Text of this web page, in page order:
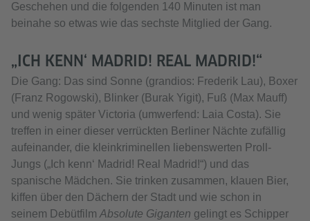
Geschehen und die folgenden 140 Minuten ist man
beinahe so etwas wie das sechste Mitglied der Gang.
„ICH KENN‘ MADRID! REAL MADRID!“
Die Gang: Das sind Sonne (grandios: Frederik Lau), Boxer
(Franz Rogowski), Blinker (Burak Yigit), Fuß (Max Mauff)
und wenig später Victoria (umwerfend: Laia Costa). Sie
treffen in einer dieser verrückten Berliner Nächte zufällig
aufeinander, die kleinkriminellen liebenswerten Proll-
Jungs („Ich kenn‘ Madrid! Real Madrid!“) und das
spanische Mädchen. Sie trinken zusammen, klauen Bier,
kiffen über den Dächern der Stadt und wie schon in
seinem Debütfilm Absolute Giganten gelingt es Schipper